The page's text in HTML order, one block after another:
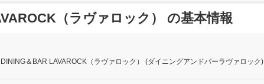
（ラヴァロック） の基本情報
DINING＆BAR LAVAROCK（ラヴァロック） (ダイニングアンドバーラヴァロック)